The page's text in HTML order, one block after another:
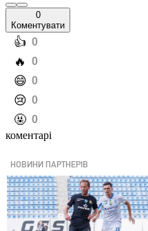
0
Коментувати
️👍 0
️🔥 0
️😄 0
️😢 0
️🤬 0
коментарі